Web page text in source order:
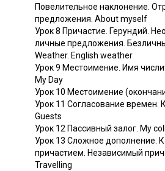
Повелительное наклонение.
предложения. About myself
Урок 8 Причастие. Герундий.
личные предложения.
Weather. English weather
Урок 9 Местоимение. Имя
My Day
Урок 10 Местоимение
Урок 11 Согласование времен.
Guests
Урок 12 Пассивный залог. My
Урок 13 Сложное дополнение.
причастием. Независимый
Travelling